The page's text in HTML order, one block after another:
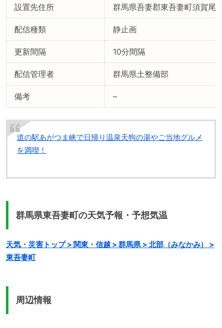
設置先住所 群馬県吾妻郡東吾妻町須賀尾
配信種類 静止画
更新間隔 10分間隔
配信管理者 群馬県土整備部
備考 –
道の駅あがつま峡で日帰り温泉天狗の湯やご当地グルメ
を満喫！
群馬県東吾妻町の天気予報・予想気温
天気・災害トップ > 関東・信越 > 群馬県 > 北部（みなかみ） >
東吾妻町
周辺情報